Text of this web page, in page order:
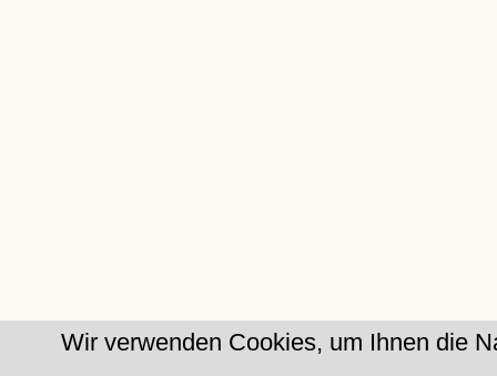
Wir verwenden Cookies, um Ihnen die